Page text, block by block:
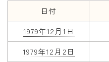
年齢と学年
年齢・干支
学年
日付
1979年12月1日
1979年12月2日